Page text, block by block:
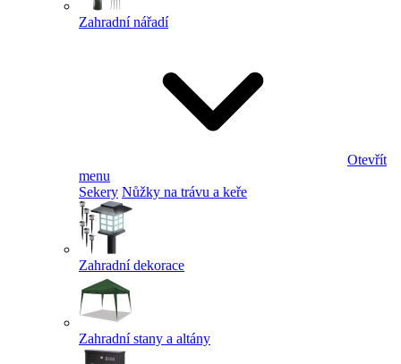
Zahradní nářadí
Otevřít
menu
Sekery Nůžky na trávu a keře
Zahradní dekorace
Zahradní stany a altány